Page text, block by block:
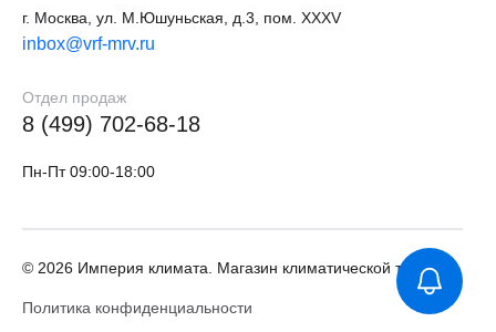
г. Москва, ул. М.Юшуньская, д.3, пом. XXXV
inbox@vrf-mrv.ru
Отдел продаж
8 (499) 702-68-18
Пн-Пт 09:00-18:00
© 2026 Империя климата. Магазин климатической техники
Политика конфиденциальности